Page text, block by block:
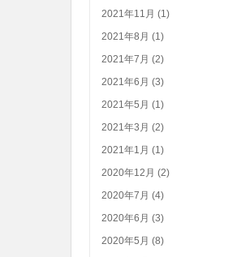
2021年11月 (1)
2021年8月 (1)
2021年7月 (2)
2021年6月 (3)
2021年5月 (1)
2021年3月 (2)
2021年1月 (1)
2020年12月 (2)
2020年7月 (4)
2020年6月 (3)
2020年5月 (8)